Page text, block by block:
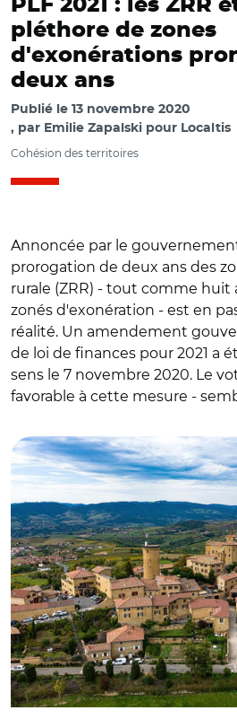
PLF 2021 : les ZRR
pléthore de zones
d'exonérations
deux ans
Publié le 13 novembre 2020
par Emilie Zapalski pour Localtis
Cohésion des territoires
Annoncée par le
prorogation de deux ans des
rurale (ZRR) - tout comme huit
zonés d'exonération - est en
réalité. Un amendement
de loi de finances pour 2021 a
sens le 7 novembre 2020. Le
favorable à cette mesure -